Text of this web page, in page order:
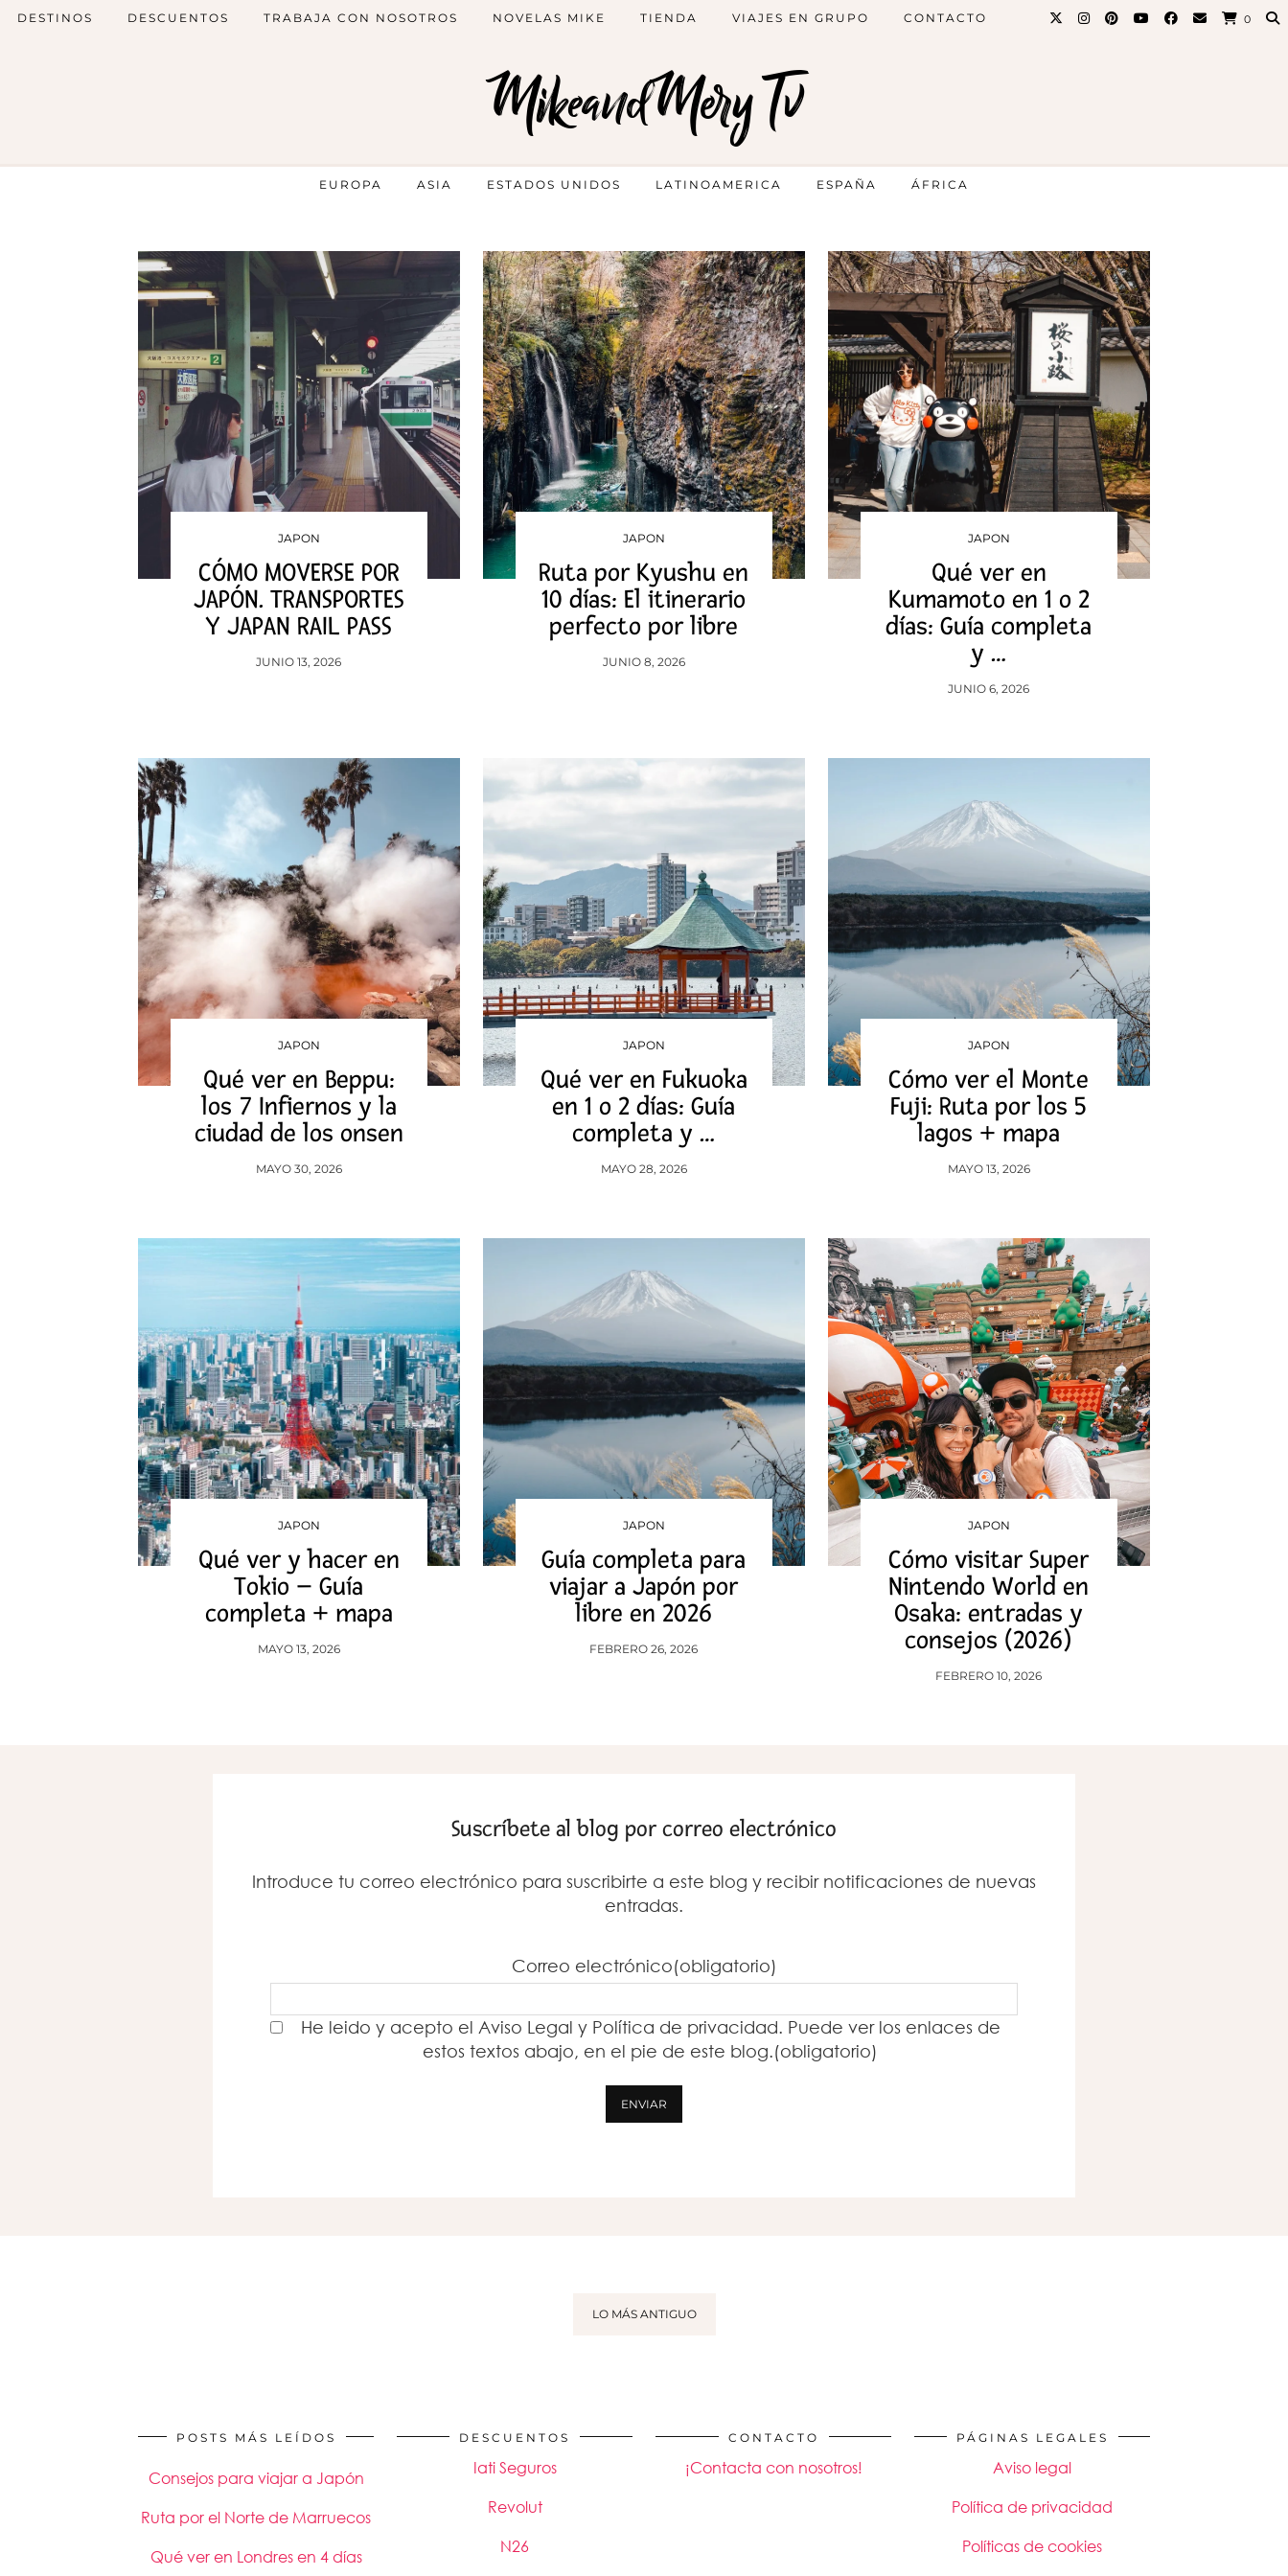
MikeandMery Tv
DESTINOS DESCUENTOS TRABAJA CON NOSOTROS NOVELAS MIKE TIENDA VIAJES EN GRUPO CONTACTO 0
EUROPA ASIA ESTADOS UNIDOS LATINOAMERICA ESPAÑA ÁFRICA
JAPON
CÓMO MOVERSE POR
JAPÓN. TRANSPORTES
Y JAPAN RAIL PASS
JUNIO 13, 2026
JAPON
Ruta por Kyushu en
10 días: El itinerario
perfecto por libre
JUNIO 8, 2026
JAPON
Qué ver en
Kumamoto en 1 o 2
días: Guía completa
y …
JUNIO 6, 2026
JAPON
Qué ver en Beppu:
los 7 Infiernos y la
ciudad de los onsen
MAYO 30, 2026
JAPON
Qué ver en Fukuoka
en 1 o 2 días: Guía
completa y …
MAYO 28, 2026
JAPON
Cómo ver el Monte
Fuji: Ruta por los 5
lagos + mapa
MAYO 13, 2026
JAPON
Qué ver y hacer en
Tokio – Guía
completa + mapa
MAYO 13, 2026
JAPON
Guía completa para
viajar a Japón por
libre en 2026
FEBRERO 26, 2026
JAPON
Cómo visitar Super
Nintendo World en
Osaka: entradas y
consejos (2026)
FEBRERO 10, 2026
Suscríbete al blog por correo electrónico
Introduce tu correo electrónico para suscribirte a este blog y recibir notificaciones de nuevas
entradas.
Correo electrónico(obligatorio)
He leido y acepto el Aviso Legal y Política de privacidad. Puede ver los enlaces de
estos textos abajo, en el pie de este blog.(obligatorio)
ENVIAR
LO MÁS ANTIGUO
POSTS MÁS LEÍDOS
Consejos para viajar a Japón
Ruta por el Norte de Marruecos
Qué ver en Londres en 4 días
DESCUENTOS
Iati Seguros
Revolut
N26
CONTACTO
¡Contacta con nosotros!
PÁGINAS LEGALES
Aviso legal
Política de privacidad
Políticas de cookies